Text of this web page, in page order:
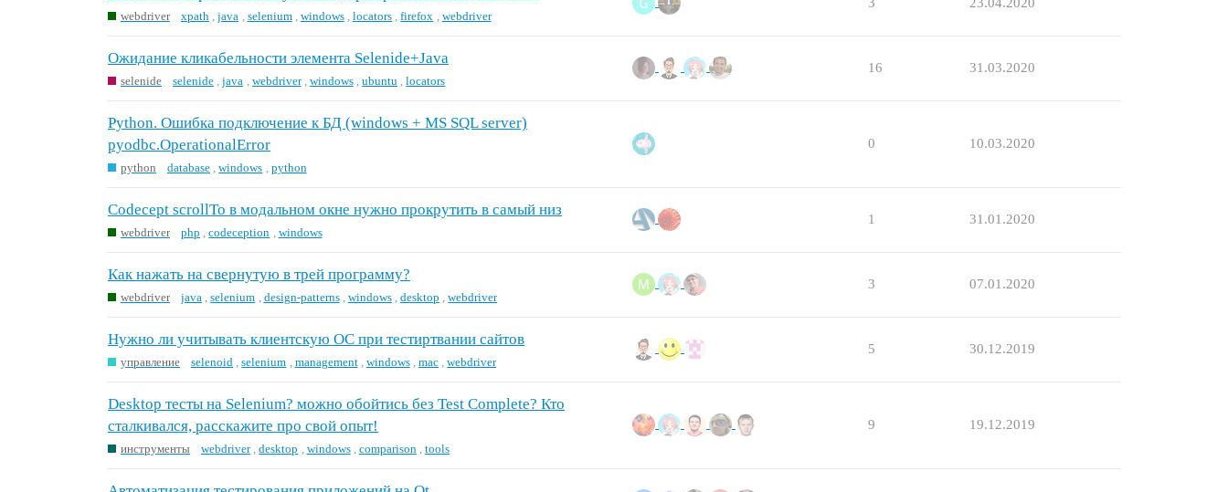
webdriver xpath ,java selenium windows ,locators ,firefox webdriver
Ожидание кликабельности элемента Selenide+Java
selenide selenide ,java webdriver windows ,ubuntu ,locators
16 31.03.2020
Python. Ошибка подключение к БД (windows + MS SQL server)
pyodbc.OperationalError
python database ,windows python
0 10.03.2020
Codecept scrollTo в модальном окне нужно прокрутить в самый низ
webdriver php ,codeception windows
1 31.01.2020
Как нажать на свернутую в трей программу?
webdriver java ,selenium design-patterns windows ,desktop ,webdriver
3 07.01.2020
Нужно ли учитывать клиентскую ОС при тестиртвании сайтов
управление selenoid ,selenium management windows ,mac ,webdriver
5 30.12.2019
Desktop тесты на Selenium? можно обойтись без Test Complete? Кто
сталкивался, расскажите про свой опыт!
инструменты webdriver ,desktop windows comparison ,tools
9 19.12.2019